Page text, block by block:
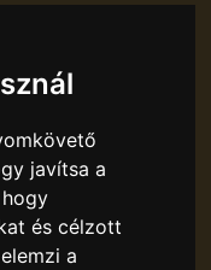
javítsa a
és célzott
a
és további